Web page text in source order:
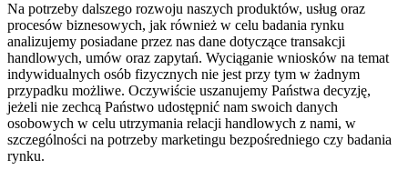
Na potrzeby dalszego rozwoju naszych produktów, usług oraz
procesów biznesowych, jak również w celu badania rynku
analizujemy posiadane przez nas dane dotyczące transakcji
handlowych, umów oraz zapytań. Wyciąganie wniosków na temat
indywidualnych osób fizycznych nie jest przy tym w żadnym
przypadku możliwe. Oczywiście uszanujemy Państwa decyzję,
jeżeli nie zechcą Państwo udostępnić nam swoich danych
osobowych w celu utrzymania relacji handlowych z nami, w
szczególności na potrzeby marketingu bezpośredniego czy badania
rynku.